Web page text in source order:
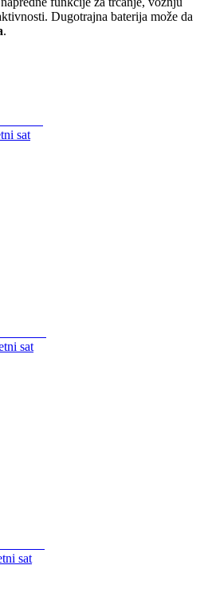
Dugotrajna baterija može da
.
sat
sat
sat